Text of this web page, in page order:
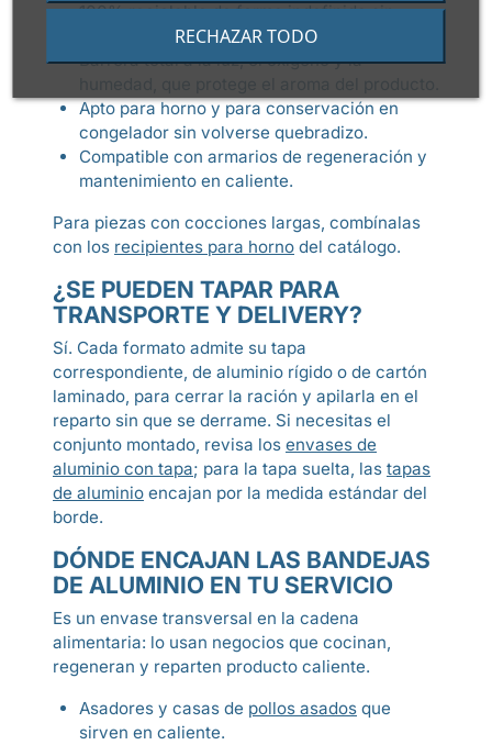
RECHAZAR TODO
100% reciclable de forma indefinida sin
perder sus propiedades.
Barrera total a la luz, el oxígeno y la
Apto para horno y para conservación en
congelador sin volverse quebradizo.
Compatible con armarios de regeneración y
mantenimiento en caliente.
Para piezas con cocciones largas, combínalas
con los recipientes para horno del catálogo.
¿SE PUEDEN TAPAR PARA
TRANSPORTE Y DELIVERY?
Sí. Cada formato admite su tapa
correspondiente, de aluminio rígido o de cartón
laminado, para cerrar la ración y apilarla en el
reparto sin que se derrame. Si necesitas el
conjunto montado, revisa los envases de
aluminio con tapa; para la tapa suelta, las tapas
de aluminio encajan por la medida estándar del
borde.
DÓNDE ENCAJAN LAS BANDEJAS
DE ALUMINIO EN TU SERVICIO
Es un envase transversal en la cadena
alimentaria: lo usan negocios que cocinan,
regeneran y reparten producto caliente.
Asadores y casas de pollos asados que
sirven en caliente.